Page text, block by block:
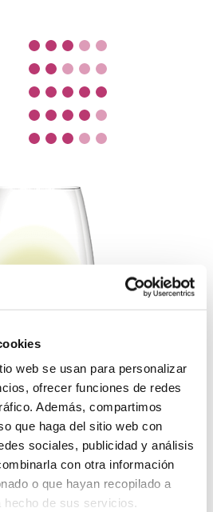
web se usan para personalizar
ofrecer funciones de redes
Además, compartimos
que haga del sitio web con
sociales, publicidad y análisis
con otra información
o que hayan recopilado a
hecho de sus servicios.
variedad de uva blanca
de mayor representación en la
De excelente
gran intensidad
buena acidez.